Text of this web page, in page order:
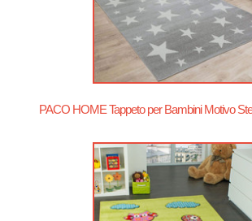
PACO HOME Tappeto per Bambini Motivo